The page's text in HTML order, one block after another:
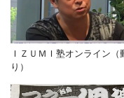
ＩＺＵＭＩ塾オンライン（
り）